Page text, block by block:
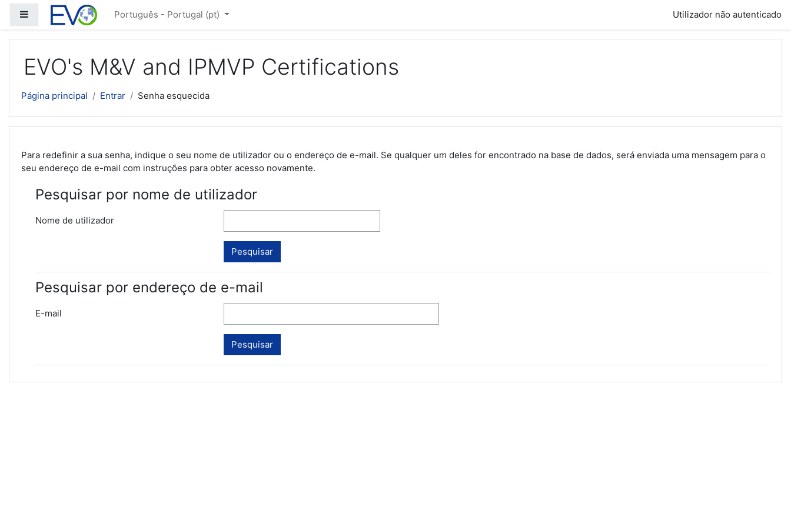
Ir para o conteúdo principal
Painel lateral Português - Portugal ‎(pt)‎ Utilizador não autenticado
EVO's M&V and IPMVP Certifications
Página principal Entrar Senha esquecida
Para redefinir a sua senha, indique o seu nome de utilizador ou o endereço de e-mail. Se qualquer um deles for encontrado na base de dados, será enviada uma mensagem para o
seu endereço de e-mail com instruções para obter acesso novamente.
Pesquisar por nome de utilizador
Nome de utilizador
Pesquisar por endereço de e-mail
E-mail